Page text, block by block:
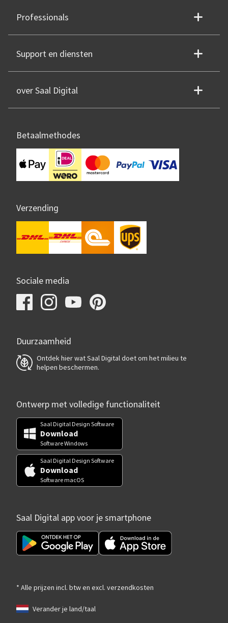
Professionals
Support en diensten
over Saal Digital
Betaalmethodes
Verzending
Sociale media
Duurzaamheid
Ontdek hier wat Saal Digital doet om het milieu te
helpen beschermen.
Ontwerp met volledige functionaliteit
Saal Digital Design Software
Download
Software Windows
Saal Digital Design Software
Download
Software macOS
Saal Digital app voor je smartphone
* Alle prijzen incl. btw en excl. verzendkosten
Verander je land/taal